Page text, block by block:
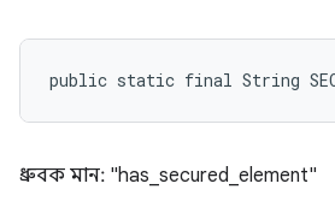
public static final String
ধ্রুবক মান: "has_secured_element"